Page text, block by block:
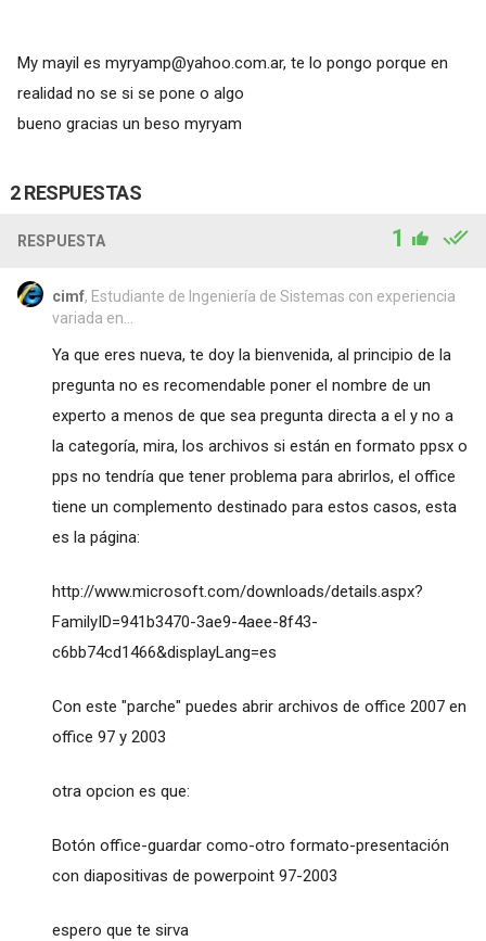
My mayil es myryamp@yahoo.com.ar, te lo pongo porque en
realidad no se si se pone o algo
bueno gracias un beso myryam
2 RESPUESTAS
RESPUESTA 1
cimf, Estudiante de Ingeniería de Sistemas con experiencia
variada en...
Ya que eres nueva, te doy la bienvenida, al principio de la
pregunta no es recomendable poner el nombre de un
experto a menos de que sea pregunta directa a el y no a
la categoría, mira, los archivos si están en formato ppsx o
pps no tendría que tener problema para abrirlos, el office
tiene un complemento destinado para estos casos, esta
es la página:
http://www.microsoft.com/downloads/details.aspx?
FamilyID=941b3470-3ae9-4aee-8f43-
c6bb74cd1466&displayLang=es
Con este "parche" puedes abrir archivos de office 2007 en
office 97 y 2003
otra opcion es que:
Botón office-guardar como-otro formato-presentación
con diapositivas de powerpoint 97-2003
espero que te sirva